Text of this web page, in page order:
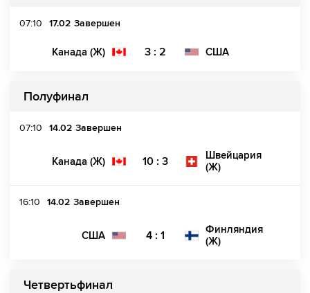
07:10 17.02 Завершен
Канада (Ж) 3 : 2 США
Полуфинал
07:10 14.02 Завершен
Канада (Ж) 10 : 3
Швейцария
(Ж)
16:10 14.02 Завершен
США 4 : 1
Финляндия
(Ж)
Четвертьфинал